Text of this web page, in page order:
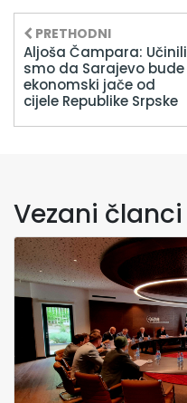
PRETHODNI
Aljoša Čampara: Učinili
smo da Sarajevo bude
ekonomski jače od
cijele Republike Srpske
Vezani članci